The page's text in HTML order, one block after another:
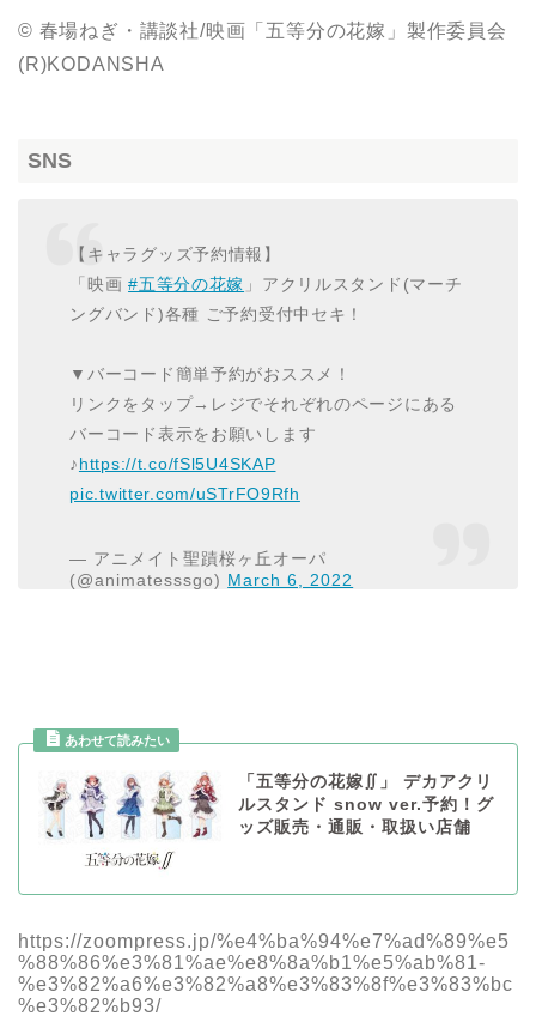
© 春場ねぎ・講談社/映画「五等分の花嫁」製作委員会
(R)KODANSHA
SNS
【キャラグッズ予約情報】
「映画#五等分の花嫁 」アクリルスタンド(マーチ
ングバンド)各種 ご予約受付中セキ！
▼バーコード簡単予約がおススメ！
リンクをタップ→レジでそれぞれのページにある
バーコード表示をお願いします
♪https://t.co/fSl5U4SKAP
pic.twitter.com/uSTrFO9Rfh
— アニメイト聖蹟桜ヶ丘オーパ
(@animatesssgo) March 6, 2022
「五等分の花嫁∬」 デカアクリ
ルスタンド snow ver.予約！グ
ッズ販売・通販・取扱い店舗
https://zoompress.jp/%e4%ba%94%e7%ad%89%e5
%88%86%e3%81%ae%e8%8a%b1%e5%ab%81-
%e3%82%a6%e3%82%a8%e3%83%8f%e3%83%bc
%e3%82%b93/